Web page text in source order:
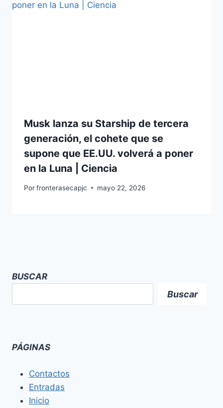
Musk lanza su Starship de tercera
generación, el cohete que se
supone que EE.UU. volverá a poner
en la Luna | Ciencia
Porfronterasecapjc mayo 22, 2026
BUSCAR
Buscar
PÁGINAS
Contactos
Entradas
Inicio